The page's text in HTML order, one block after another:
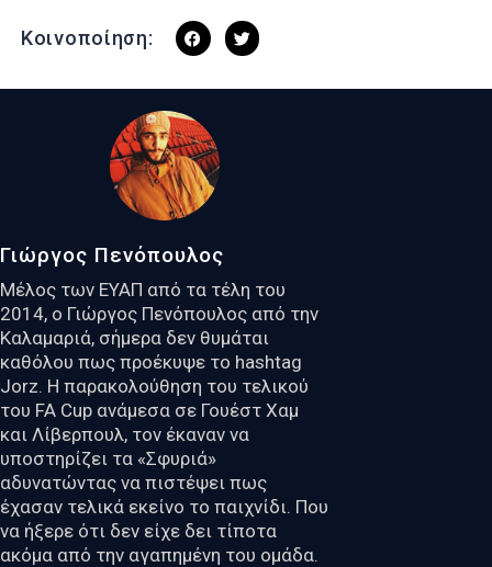
Κοινοποίηση:
Γιώργος Πενόπουλος
Μέλος των ΕΥΑΠ από τα τέλη του
2014, ο Γιώργος Πενόπουλος από την
Καλαμαριά, σήμερα δεν θυμάται
καθόλου πως προέκυψε το hashtag
Jorz. Η παρακολούθηση του τελικού
του FA Cup ανάμεσα σε Γουέστ Χαμ
και Λίβερπουλ, τον έκαναν να
υποστηρίζει τα «Σφυριά»
αδυνατώντας να πιστέψει πως
έχασαν τελικά εκείνο το παιχνίδι. Που
να ήξερε ότι δεν είχε δει τίποτα
ακόμα από την αγαπημένη του ομάδα.